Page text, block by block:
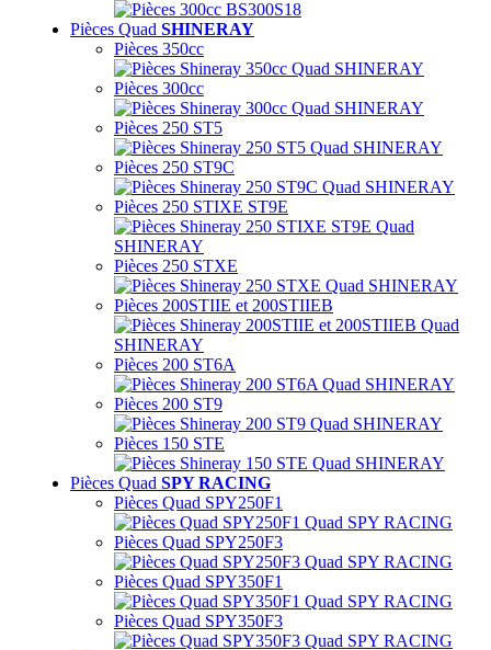
Pièces Quad SHINERAY
Pièces 350cc
Pièces 300cc
Pièces 250 ST5
Pièces 250 ST9C
Pièces 250 STIXE ST9E
Pièces 250 STXE
Pièces 200STIIE et 200STIIEB
Pièces 200 ST6A
Pièces 200 ST9
Pièces 150 STE
Pièces Quad SPY RACING
Pièces Quad SPY250F1
Pièces Quad SPY250F3
Pièces Quad SPY350F1
Pièces Quad SPY350F3